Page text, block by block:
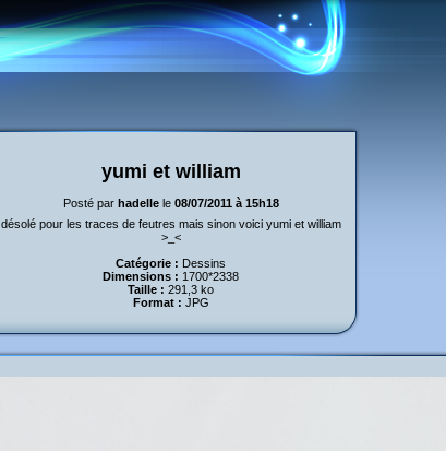
yumi et william
Posté par hadellele 08/07/2011 à 15h18
désolé pour les traces de feutres mais sinon voici yumi et william
>_<
Catégorie : Dessins
Dimensions : 1700*2338
Taille : 291,3 ko
Format : JPG